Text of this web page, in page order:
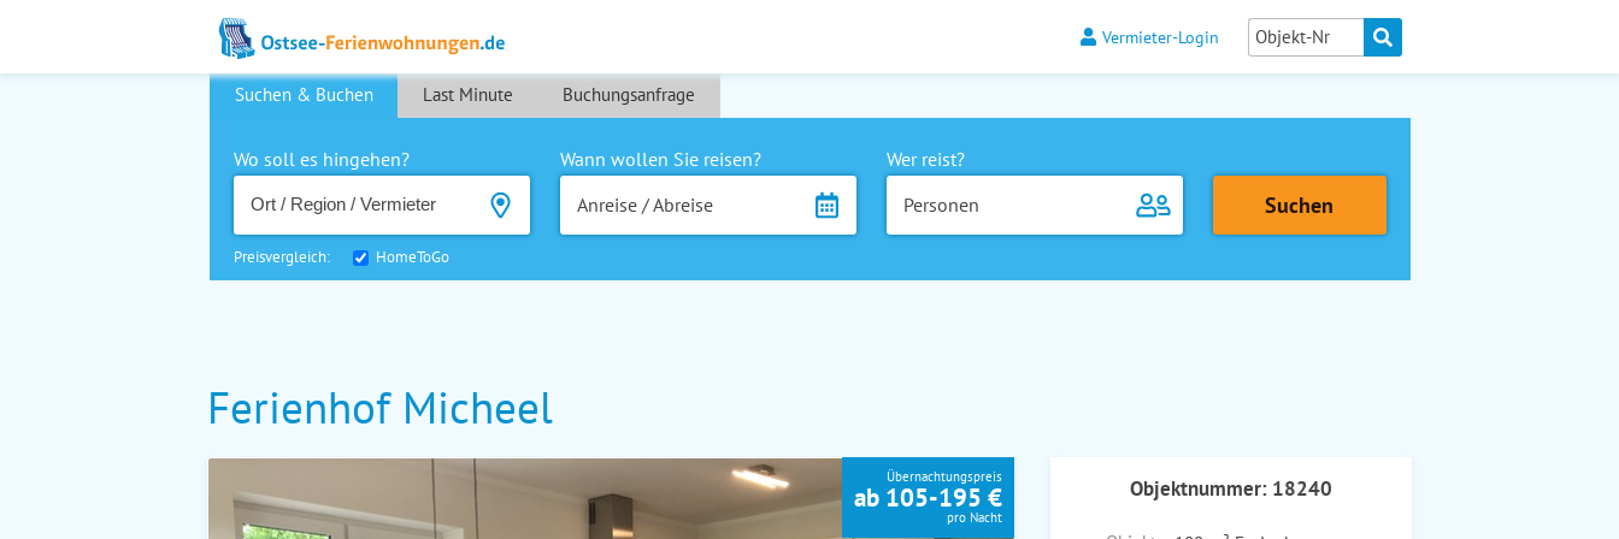
Vermieter-Login
Suchen & Buchen Last Minute Buchungsanfrage
Wo soll es hingehen?
Wann wollen Sie reisen?
Anreise / Abreise
Wer reist?
Personen
Preisvergleich: HomeToGo
Ferienhof Micheel
Übernachtungspreis
ab 105-195 €
pro Nacht
Objektnummer: 18240